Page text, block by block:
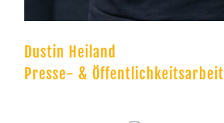
Dustin Heiland
Presse- & Öffentlichkeitsarbeit